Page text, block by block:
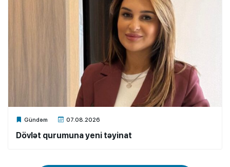
Gündəm 07.08.2026
Xalq.Online
Dövlət qurumuna yeni təyinat